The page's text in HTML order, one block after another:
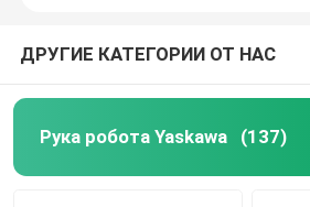
ДРУГИЕ КАТЕГОРИИ ОТ НАС
Рука робота Yaskawa (137)